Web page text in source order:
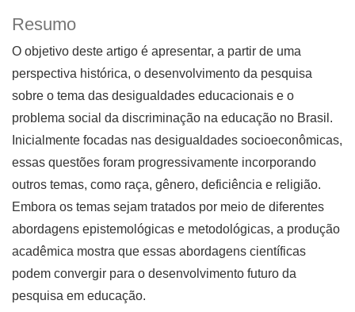
Resumo
O objetivo deste artigo é apresentar, a partir de uma
perspectiva histórica, o desenvolvimento da pesquisa
sobre o tema das desigualdades educacionais e o
problema social da discriminação na educação no Brasil.
Inicialmente focadas nas desigualdades socioeconômicas,
essas questões foram progressivamente incorporando
outros temas, como raça, gênero, deficiência e religião.
Embora os temas sejam tratados por meio de diferentes
abordagens epistemológicas e metodológicas, a produção
acadêmica mostra que essas abordagens científicas
podem convergir para o desenvolvimento futuro da
pesquisa em educação.